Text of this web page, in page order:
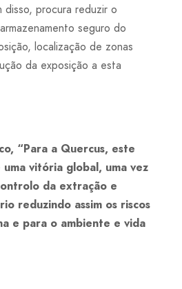
disso, procura reduzir o
seguro do
localização de zonas
da exposição a esta
“Para a Quercus, este
vitória global, uma vez
da extração e
reduzindo assim os riscos
e para o ambiente e vida